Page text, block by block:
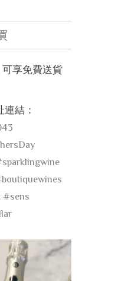
可享免費送貨
結：
#sens